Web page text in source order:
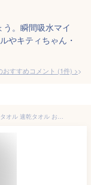
。瞬間吸水マイ
やキティちゃん・
おすすめコメント (1件) >
ハンドタオル キッチンタオル マイクロファイバータオル 速乾タオル お手拭きタオル ボール型 ハンドタオル ふわふわ 強力吸水 ループ付き 壁掛けタオル 肌触り良い 柔らかい 台拭き キッチン/洗面台/家庭用 キッチン用品 プレゼント 贈り物 (グレー)